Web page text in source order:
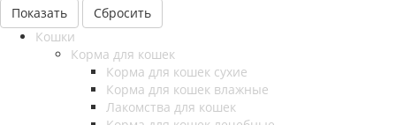
Сбросить
Кошки
Корма для кошек
Корма для кошек сухие
Корма для кошек влажные
Лакомства для кошек